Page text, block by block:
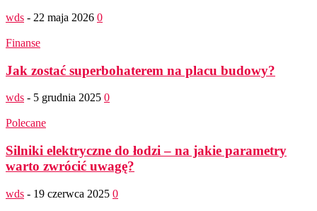
wds - 22 maja 2026 0
Finanse
Jak zostać superbohaterem na placu budowy?
wds - 5 grudnia 2025 0
Polecane
Silniki elektryczne do łodzi – na jakie parametry
warto zwrócić uwagę?
wds - 19 czerwca 2025 0